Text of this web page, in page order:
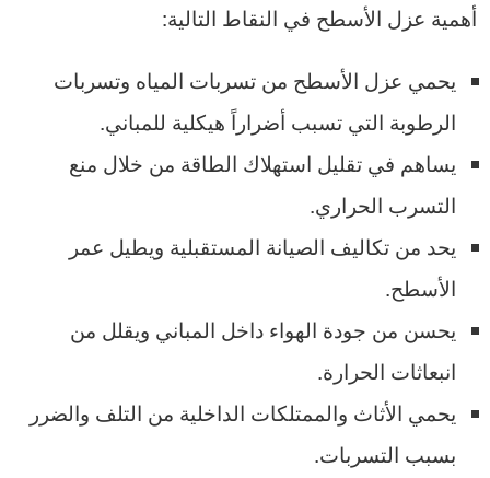
أهمية عزل الأسطح في النقاط التالية:
يحمي عزل الأسطح من تسربات المياه وتسربات
الرطوبة التي تسبب أضراراً هيكلية للمباني.
يساهم في تقليل استهلاك الطاقة من خلال منع
التسرب الحراري.
يحد من تكاليف الصيانة المستقبلية ويطيل عمر
الأسطح.
يحسن من جودة الهواء داخل المباني ويقلل من
انبعاثات الحرارة.
يحمي الأثاث والممتلكات الداخلية من التلف والضرر
بسبب التسربات.